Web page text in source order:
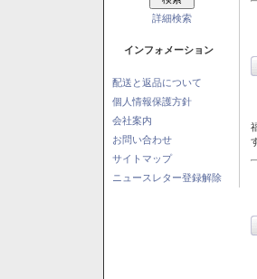
詳細検索
インフォメーション
配送と返品について
個人情報保護方針
会社案内
お問い合わせ
サイトマップ
ニュースレター登録解除